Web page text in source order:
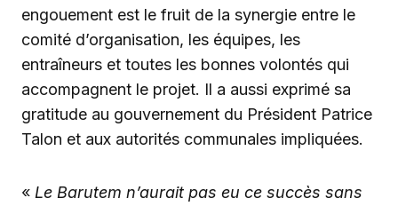
engouement est le fruit de la synergie entre le
comité d’organisation, les équipes, les
entraîneurs et toutes les bonnes volontés qui
accompagnent le projet. Il a aussi exprimé sa
gratitude au gouvernement du Président Patrice
Talon et aux autorités communales impliquées.
« Le Barutem n’aurait pas eu ce succès sans